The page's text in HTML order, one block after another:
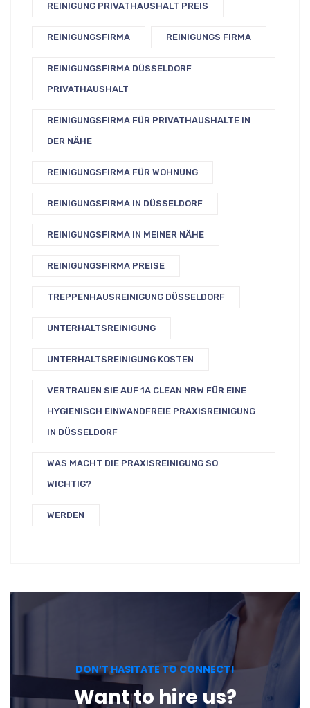
REINIGUNG PRIVATHAUSHALT PREIS
REINIGUNGSFIRMA REINIGUNGS FIRMA
REINIGUNGSFIRMA DÜSSELDORF
PRIVATHAUSHALT
REINIGUNGSFIRMA FÜR PRIVATHAUSHALTE IN
DER NÄHE
REINIGUNGSFIRMA FÜR WOHNUNG
REINIGUNGSFIRMA IN DÜSSELDORF
REINIGUNGSFIRMA IN MEINER NÄHE
REINIGUNGSFIRMA PREISE
TREPPENHAUSREINIGUNG DÜSSELDORF
UNTERHALTSREINIGUNG
UNTERHALTSREINIGUNG KOSTEN
VERTRAUEN SIE AUF 1A CLEAN NRW FÜR EINE
HYGIENISCH EINWANDFREIE PRAXISREINIGUNG
IN DÜSSELDORF
WAS MACHT DIE PRAXISREINIGUNG SO
WICHTIG?
WERDEN
DON’T HASITATE TO CONNECT!
Want to hire us?